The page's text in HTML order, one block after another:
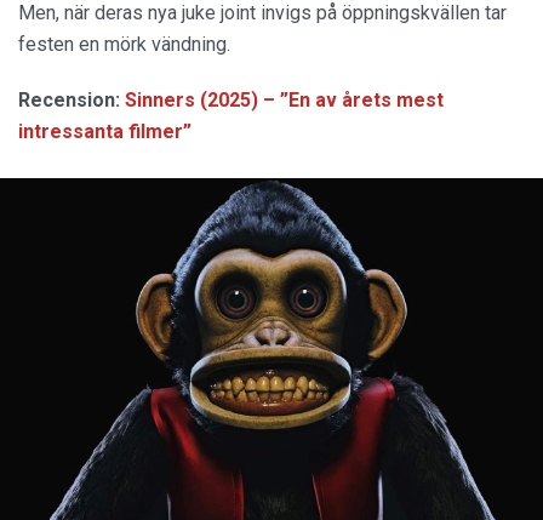
Men, när deras nya juke joint invigs på öppningskvällen tar
festen en mörk vändning.
Recension: Sinners (2025) – ”En av årets mest
intressanta filmer”